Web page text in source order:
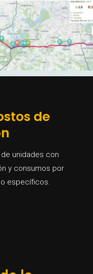
de
unidades con
y consumos por
específicos.